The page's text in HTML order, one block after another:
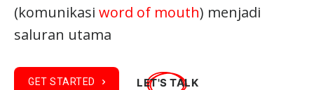
(komunikasi word of mouth) menjadi
saluran utama
GET STARTED LET'S TALK